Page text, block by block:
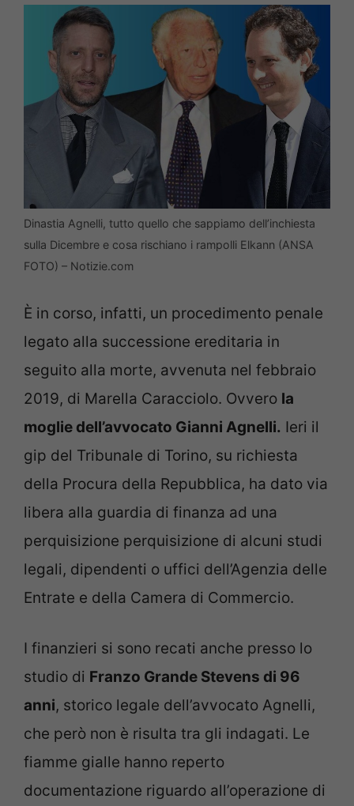
Dinastia Agnelli, tutto quello che sappiamo dell’inchiesta
sulla Dicembre e cosa rischiano i rampolli Elkann (ANSA
FOTO) – Notizie.com
È in corso, infatti, un procedimento penale
legato alla successione ereditaria in
seguito alla morte, avvenuta nel febbraio
2019, di Marella Caracciolo. Ovvero la
moglie dell’avvocato Gianni Agnelli. Ieri il
gip del Tribunale di Torino, su richiesta
della Procura della Repubblica, ha dato via
libera alla guardia di finanza ad una
perquisizione perquisizione di alcuni studi
legali, dipendenti o uffici dell’Agenzia delle
Entrate e della Camera di Commercio.
I finanzieri si sono recati anche presso lo
studio di Franzo Grande Stevens di 96
anni, storico legale dell’avvocato Agnelli,
che però non è risulta tra gli indagati. Le
fiamme gialle hanno reperto
documentazione riguardo all’operazione di